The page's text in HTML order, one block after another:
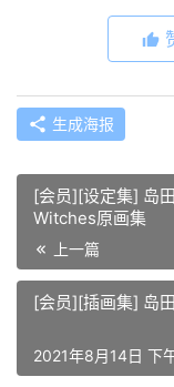
生成海报
[会员][设定集] 岛田文金 强
Witches原画集
上一篇
[会员][插画集] 岛
2021年8月14日 下